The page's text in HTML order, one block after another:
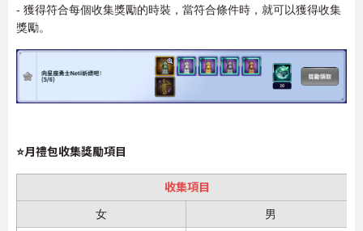
- 獲得符合每個收集獎勵的時裝，當符合條件時，就可以獲得收集
獎勵。
⭐月禮包收集獎勵項目
收集項目
女 男